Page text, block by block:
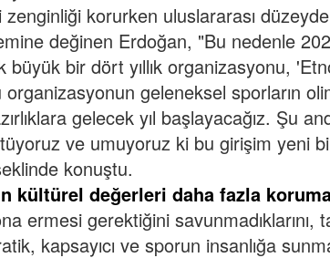
zenginliği korurken uluslararası
değinen Erdoğan, "Bu nedenle
büyük bir dört yıllık organizasyonu,
geleneksel sporların
gelecek yıl başlayacağız. Şu
ve umuyoruz ki bu girişim yeni
konuştu.
kültürel değerleri daha fazla
ermesi gerektiğini savunmadıklarını,
kapsayıcı ve sporun insanlığa